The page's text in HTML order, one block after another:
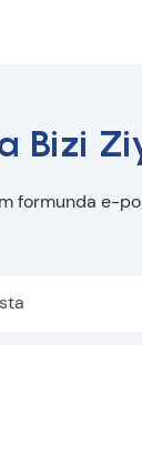
Bizi
e-